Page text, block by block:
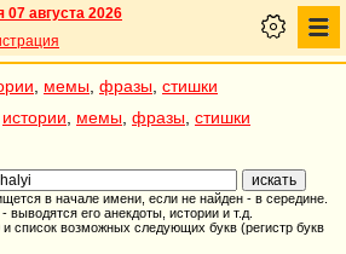
августа 2026
мемы фразы стишки
истории мемы фразы стишки
в начале имени, если не найден - в середине.
выводятся его анекдоты, истории и т.д.
список возможных следующих букв (регистр букв